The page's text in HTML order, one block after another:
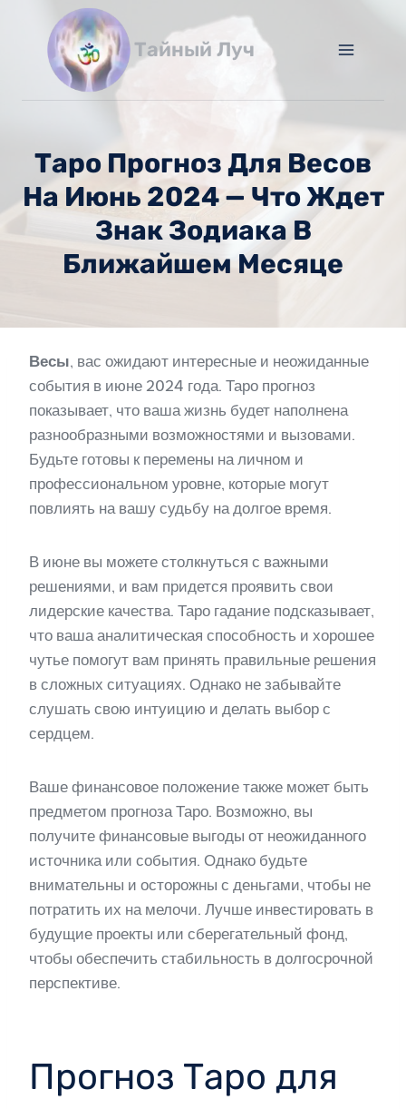
содержимому
Тайный Луч
Таро Прогноз Для Весов
На Июнь 2024 — Что Ждет
Знак Зодиака В
Ближайшем Месяце
Весы, вас ожидают интересные и неожиданные
события в июне 2024 года. Таро прогноз
показывает, что ваша жизнь будет наполнена
разнообразными возможностями и вызовами.
Будьте готовы к перемены на личном и
профессиональном уровне, которые могут
повлиять на вашу судьбу на долгое время.
В июне вы можете столкнуться с важными
решениями, и вам придется проявить свои
лидерские качества. Таро гадание подсказывает,
что ваша аналитическая способность и хорошее
чутье помогут вам принять правильные решения
в сложных ситуациях. Однако не забывайте
слушать свою интуицию и делать выбор с
сердцем.
Ваше финансовое положение также может быть
предметом прогноза Таро. Возможно, вы
получите финансовые выгоды от неожиданного
источника или события. Однако будьте
внимательны и осторожны с деньгами, чтобы не
потратить их на мелочи. Лучше инвестировать в
будущие проекты или сберегательный фонд,
чтобы обеспечить стабильность в долгосрочной
перспективе.
Прогноз Таро для